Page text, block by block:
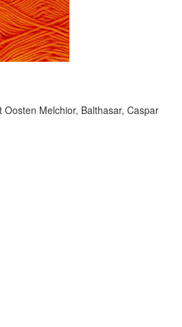
Melchior, Balthasar, Caspar